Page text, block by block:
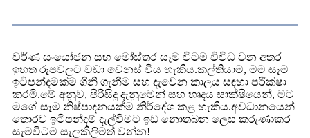
වර්ණ සංයෝජන සහ මෝස්තර සෑම විටම විවිධ වන අතර
ඉහත රූපවලට වඩා වෙනස් විය හැකිය.කල්තියාම, මම සෑම
ඉටිපන්දමක්ම ගිනි ගැනීම සහ දැවෙන කාලය සඳහා පරීක්ෂා
කරමි.මේ අනුව, පිරිසිදු දැනුමෙන් සහ හෘදය සාක්ෂියෙන්, මට
මගේ සෑම නිෂ්පාදනයක්ම නිර්දේශ කළ හැකිය.අවධානයෙන්
තොරව ඉටිපන්දම් දැල්වීමට ඉඩ නොතබන ලෙස කරුණාකර
සැමවිටම සැලකිලිමත් වන්න!